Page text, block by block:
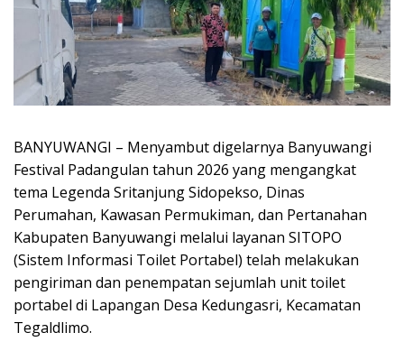
BANYUWANGI – Menyambut digelarnya Banyuwangi
Festival Padangulan tahun 2026 yang mengangkat
tema Legenda Sritanjung Sidopekso, Dinas
Perumahan, Kawasan Permukiman, dan Pertanahan
Kabupaten Banyuwangi melalui layanan SITOPO
(Sistem Informasi Toilet Portabel) telah melakukan
pengiriman dan penempatan sejumlah unit toilet
portabel di Lapangan Desa Kedungasri, Kecamatan
Tegaldlimo.